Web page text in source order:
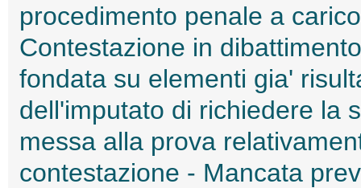
procedimento penale a
Contestazione in
fondata su elementi gia'
dell'imputato di richiedere la
messa alla prova
contestazione - Mancata